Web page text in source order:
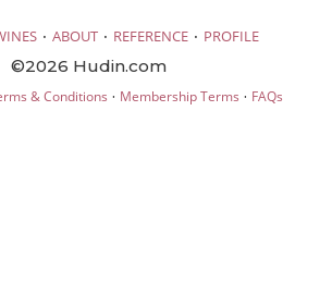
· ABOUT · REFERENCE · PROFILE
©2026 Hudin.com
& Conditions · Membership Terms · FAQs